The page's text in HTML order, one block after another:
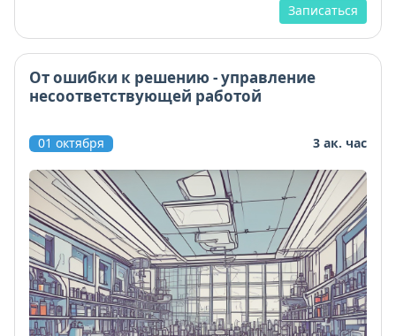
Записаться
От ошибки к решению - управление
несоответствующей работой
01 октября 3 ак. час